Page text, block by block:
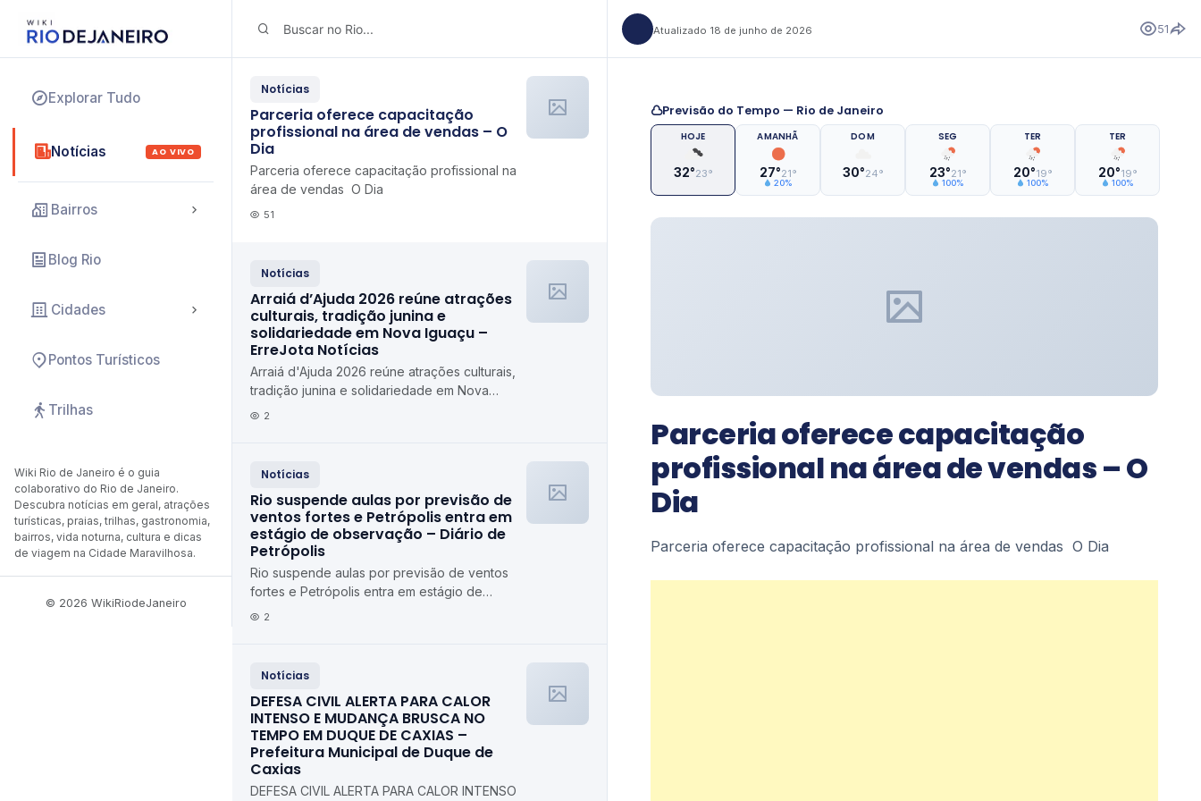
Explorar Tudo
Notícias AO VIVO
Bairros
Blog Rio
Cidades
Pontos Turísticos
Trilhas
Wiki Rio de Janeiro é o guia
colaborativo do Rio de Janeiro.
Descubra notícias em geral, atrações
turísticas, praias, trilhas, gastronomia,
bairros, vida noturna, cultura e dicas
de viagem na Cidade Maravilhosa.
© 2026 WikiRiodeJaneiro
Notícias
Parceria oferece capacitação
profissional na área de vendas – O
Dia
Parceria oferece capacitação profissional na
área de vendas O Dia
51
Notícias
Arraiá d’Ajuda 2026 reúne atrações
culturais, tradição junina e
solidariedade em Nova Iguaçu –
ErreJota Notícias
Arraiá d'Ajuda 2026 reúne atrações culturais,
tradição junina e solidariedade em Nova
Iguaçu ErreJota Notícias
2
Notícias
Rio suspende aulas por previsão de
ventos fortes e Petrópolis entra em
estágio de observação – Diário de
Petrópolis
Rio suspende aulas por previsão de ventos
fortes e Petrópolis entra em estágio de
observação Diário de Petrópolis
2
Notícias
DEFESA CIVIL ALERTA PARA CALOR
INTENSO E MUDANÇA BRUSCA NO
TEMPO EM DUQUE DE CAXIAS –
Prefeitura Municipal de Duque de
Caxias
DEFESA CIVIL ALERTA PARA CALOR INTENSO
Atualizado 18 de junho de 2026 51
Previsão do Tempo — Rio de Janeiro
HOJE
32°23°
AMANHÃ
27°21°
20%
DOM
30°24°
SEG
23°21°
100%
TER
20°19°
100%
TER
20°19°
100%
Parceria oferece capacitação
profissional na área de vendas – O
Dia
Parceria oferece capacitação profissional na área de vendas O Dia